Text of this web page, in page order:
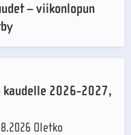
– viikonlopun
kaudelle 2026-2027,
Oletko